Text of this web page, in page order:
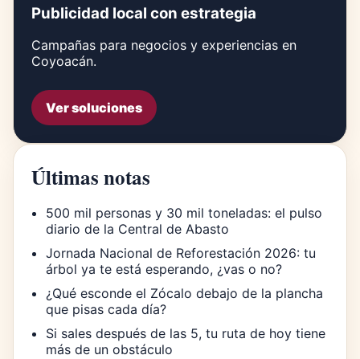
Publicidad local con estrategia
Campañas para negocios y experiencias en
Coyoacán.
Ver soluciones
Últimas notas
500 mil personas y 30 mil toneladas: el pulso
diario de la Central de Abasto
Jornada Nacional de Reforestación 2026: tu
árbol ya te está esperando, ¿vas o no?
¿Qué esconde el Zócalo debajo de la plancha
que pisas cada día?
Si sales después de las 5, tu ruta de hoy tiene
más de un obstáculo